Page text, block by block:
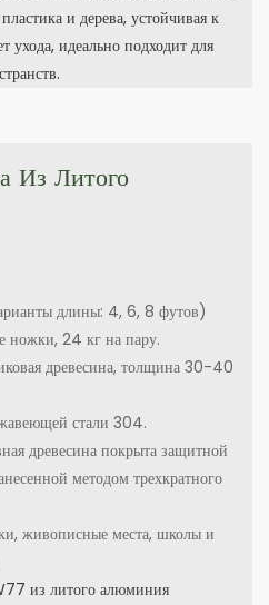
и дерева, устойчивая к
ухода, идеально подходит для
Из Литого
длины: 4, 6, 8 футов)
ножки, 24 кг на пару.
древесина, толщина 30-40
стали 304.
древесина покрыта защитной
методом трехкратного
живописные места, школы и
из литого алюминия